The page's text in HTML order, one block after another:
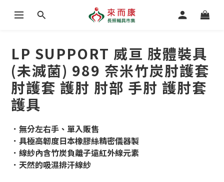
LP SUPPORT 威亘 肢體裝具
(未滅菌) 989 奈米竹炭肘護套
肘護套 護肘 肘部 手肘 護肘套
護具
．無分左右手、單入販售
．具極高韌度日本橡膠絲精密儀器製
．線紗內含竹炭負離子遠紅外線元素
．天然的吸濕排汗線紗